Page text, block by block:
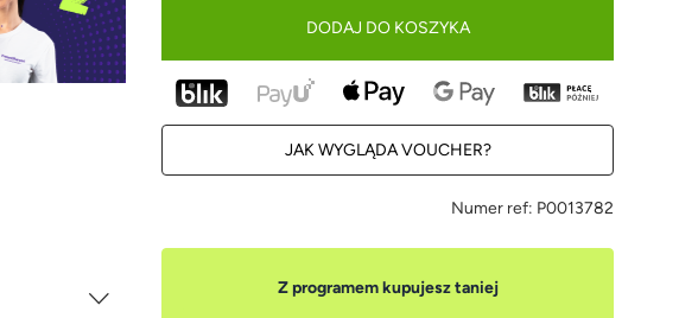
DODAJ DO KOSZYKA
JAK WYGLĄDA VOUCHER?
Numer ref: P0013782
Z programem kupujesz taniej